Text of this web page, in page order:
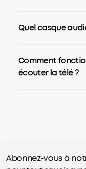
Quel casque
Comment
écouter la télé ?
Abonnez-vous à